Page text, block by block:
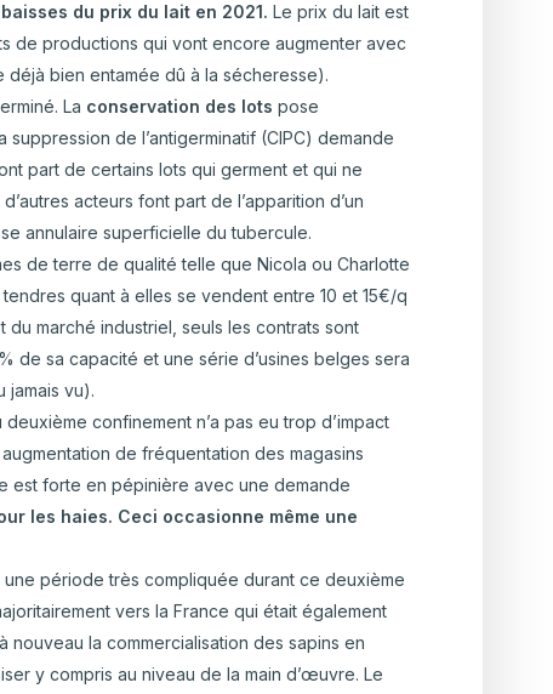
du prix du lait en 2021.Le prix du lait est
de productions qui vont encore augmenter avec
déjà bien entamée dû à la sécheresse).
La conservation des lotspose
suppression de l’antigerminatif (CIPC) demande
part de certains lots qui germent et qui ne
acteurs font part de l’apparition d’un
annulaire superficielle du tubercule.
de terre de qualité telle que Nicola ou Charlotte
quant à elles se vendent entre 10 et 15€/q
marché industriel, seuls les contrats sont
de sa capacité et une série d’usines belges sera
jamais vu).
deuxième confinement n’a pas eu trop d’impact
de fréquentation des magasins
est forte en pépinière avec une demande
les haies. Ceci occasionne même une
période très compliquée durant ce deuxième
vers la France qui était également
nouveau la commercialisation des sapins en
y compris au niveau de la main d’œuvre. Le